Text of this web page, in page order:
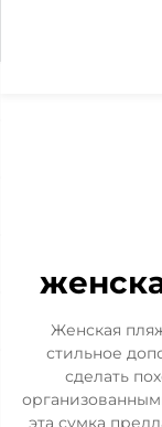
Женская
стильное
сделать
эта сумка